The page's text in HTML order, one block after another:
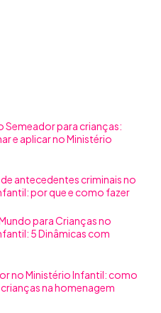
Semeador para crianças:
e aplicar no Ministério
antecedentes criminais no
por que e como fazer
para Crianças no
5 Dinâmicas com
no Ministério Infantil: como
na homenagem